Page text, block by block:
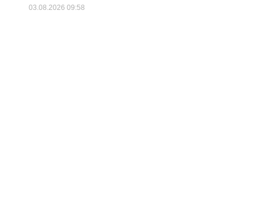
03.08.2026 09:58